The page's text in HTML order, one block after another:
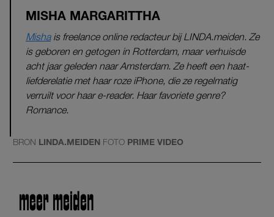
MISHA MARGARITTHA
Mishais freelance online redacteur bij LINDA.meiden. Ze
is geboren en getogen in Rotterdam, maar verhuisde
acht jaar geleden naar Amsterdam. Ze heeft een haat-
liefderelatie met haar roze iPhone, die ze regelmatig
verruilt voor haar e-reader. Haar favoriete genre?
Romance.
BRON LINDA.MEIDEN FOTO PRIME VIDEO
meer meiden